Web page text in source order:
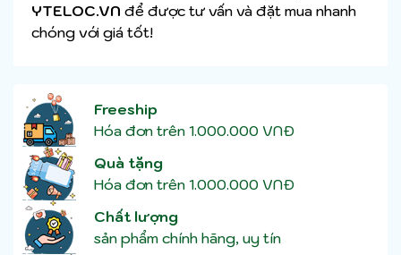
YTELOC.VN để được tư vấn và đặt mua nhanh
chóng với giá tốt!
Freeship
Hóa đơn trên 1.000.000 VNĐ
Quà tặng
Hóa đơn trên 1.000.000 VNĐ
Chất lượng
sản phẩm chính hãng, uy tín